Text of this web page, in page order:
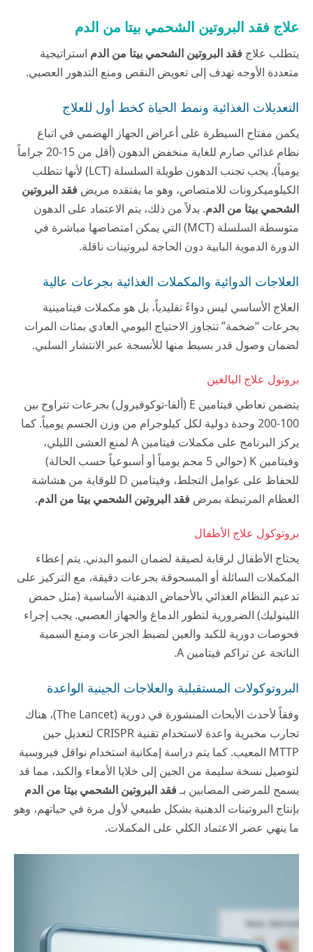
علاج فقد البروتين الشحمي بيتا من الدم
يتطلب علاج فقد البروتين الشحمي بيتا من الدم استراتيجية
متعددة الأوجه تهدف إلى تعويض النقص ومنع التدهور العصبي.
التعديلات الغذائية ونمط الحياة كخط أول للعلاج
يكمن مفتاح السيطرة على أعراض الجهاز الهضمي في اتباع
نظام غذائي صارم للغاية منخفض الدهون (أقل من 15-20 جراماً
يومياً). يجب تجنب الدهون طويلة السلسلة (LCT) لأنها تتطلب
الكيلوميكرونات للامتصاص، وهو ما يفتقده مريض فقد البروتين
الشحمي بيتا من الدم. بدلاً من ذلك، يتم الاعتماد على الدهون
متوسطة السلسلة (MCT) التي يمكن امتصاصها مباشرة في
الدورة الدموية البابية دون الحاجة لبروتينات ناقلة.
العلاجات الدوائية والمكملات الغذائية بجرعات عالية
العلاج الأساسي ليس دواءً تقليدياً، بل هو مكملات فيتامينية
بجرعات “ضخمة” تتجاوز الاحتياج اليومي العادي بمئات المرات
لضمان وصول قدر بسيط منها للأنسجة عبر الانتشار السلبي.
بروتول علاج البالغين
يتضمن تعاطي فيتامين E (ألفا-توكوفيرول) بجرعات تتراوح بين
100-200 وحدة دولية لكل كيلوجرام من وزن الجسم يومياً. كما
يركز البرنامج على مكملات فيتامين A لمنع العشى الليلي،
وفيتامين K (حوالي 5 مجم يومياً أو أسبوعياً حسب الحالة)
للحفاظ على عوامل التجلط، وفيتامين D للوقاية من هشاشة
العظام المرتبطة بمرض فقد البروتين الشحمي بيتا من الدم.
بروتوكول علاج الأطفال
يحتاج الأطفال لرقابة لصيقة لضمان النمو البدني. يتم إعطاء
المكملات السائلة أو المسحوقة بجرعات دقيقة، مع التركيز على
تدعيم النظام الغذائي بالأحماض الدهنية الأساسية (مثل حمض
اللينوليك) الضرورية لتطور الدماغ والجهاز العصبي. يجب إجراء
فحوصات دورية للكبد والعين لضبط الجرعات ومنع السمية
الناتجة عن تراكم فيتامين A.
البروتوكولات المستقبلية والعلاجات الجينية الواعدة
وفقاً لأحدث الأبحاث المنشورة في دورية (The Lancet)، هناك
تجارب مخبرية واعدة لاستخدام تقنية CRISPR لتعديل جين
MTTP المعيب. كما يتم دراسة إمكانية استخدام نواقل فيروسية
لتوصيل نسخة سليمة من الجين إلى خلايا الأمعاء والكبد، مما قد
يسمح للمرضى المصابين بـفقد البروتين الشحمي بيتا من الدم
بإنتاج البروتينات الدهنية بشكل طبيعي لأول مرة في حياتهم، وهو
ما ينهي عصر الاعتماد الكلي على المكملات.